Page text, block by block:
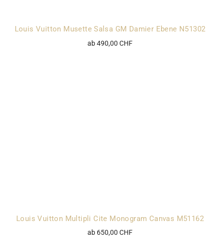
Louis Vuitton Musette Salsa GM Damier Ebene N51302
ab 490,00 CHF
Louis Vuitton Multipli Cite Monogram Canvas M51162
ab 650,00 CHF